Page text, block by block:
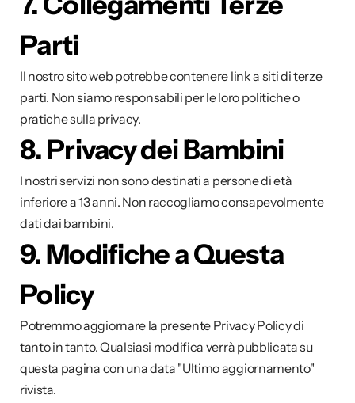
Parti
Il nostro sito web potrebbe contenere link a siti di terze
parti. Non siamo responsabili per le loro politiche o
pratiche sulla privacy.
8. Privacy dei Bambini
I nostri servizi non sono destinati a persone di età
inferiore a 13 anni. Non raccogliamo consapevolmente
dati dai bambini.
9. Modifiche a Questa
Policy
Potremmo aggiornare la presente Privacy Policy di
tanto in tanto. Qualsiasi modifica verrà pubblicata su
questa pagina con una data "Ultimo aggiornamento"
rivista.